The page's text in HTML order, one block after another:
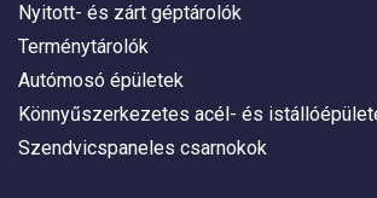
Nyitott- és zárt géptárolók
Terménytárolók
Autómosó épületek
Könnyűszerkezetes acél- és
Szendvicspaneles csarnokok